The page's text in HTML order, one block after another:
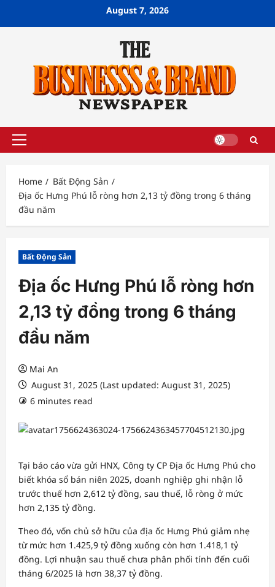
August 7, 2026
Primary
Home
Bất Động Sản
Địa ốc Hưng Phú lỗ ròng hơn 2,13 tỷ đồng trong 6 tháng
đầu năm
Bất Động Sản
Địa ốc Hưng Phú lỗ ròng hơn
2,13 tỷ đồng trong 6 tháng
đầu năm
Mai An
August 31, 2025 (Last updated: August 31, 2025)
6 minutes read
Tại báo cáo vừa gửi HNX, Công ty CP Địa ốc Hưng Phú cho
biết khóa sổ bán niên 2025, doanh nghiệp ghi nhận lỗ
trước thuế hơn 2,612 tỷ đồng, sau thuế, lỗ ròng ở mức
hơn 2,135 tỷ đồng.
Theo đó, vốn chủ sở hữu của địa ốc Hưng Phú giảm nhẹ
từ mức hơn 1.425,9 tỷ đồng xuống còn hơn 1.418,1 tỷ
đồng. Lợi nhuận sau thuế chưa phân phối tính đến cuối
tháng 6/2025 là hơn 38,37 tỷ đồng.